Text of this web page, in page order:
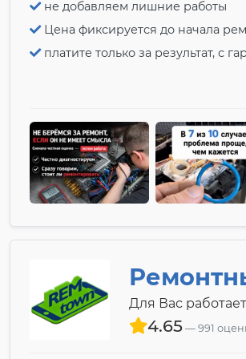
не добавляем лишние работы
Цена фиксируется до начала
платите только за результат, с
Для Вас
4.65 991